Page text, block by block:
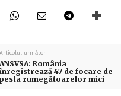
Articolul următor
ANSVSA: România
47 de focare de
pesta rumegătoarelor mici